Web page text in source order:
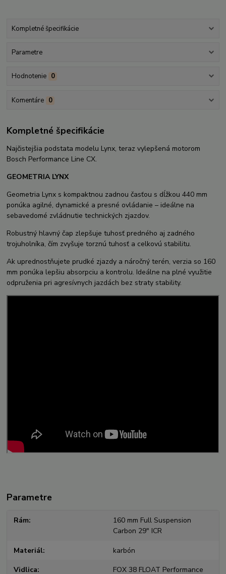
Kompletné špecifikácie
Parametre
Hodnotenie 0
Komentáre 0
Kompletné špecifikácie
Najčistejšia podstata modelu Lynx, teraz vylepšená motorom
Bosch Performance Line CX.
GEOMETRIA LYNX
Geometria Lynx s kompaktnou zadnou časťou s dĺžkou 440 mm
ponúka agilné, dynamické a presné ovládanie – ideálne na
sebavedomé zvládnutie technických zjazdov.
Robustný hlavný čap zlepšuje tuhosť predného aj zadného
trojuholníka, čím zvyšuje torznú tuhosť a celkovú stabilitu.
Ak uprednostňujete prudké zjazdy a náročný terén, verzia so 160
mm ponúka lepšiu absorpciu a kontrolu. Ideálne na plné využitie
odpruženia pri agresívnych jazdách bez straty stability.
Parametre
Rám
160 mm Full Suspension
Carbon 29" ICR
Materiál karbón
Vidlica FOX 38 FLOAT Performance